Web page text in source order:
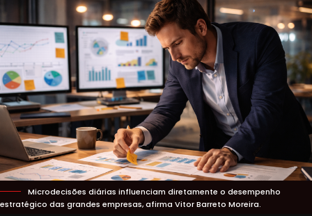
Microdecisões diárias influenciam diretamente o desempenho
estratégico das grandes empresas, afirma Vitor Barreto Moreira.